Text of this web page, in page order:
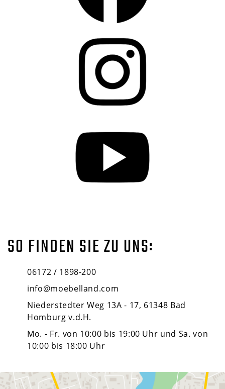
SO FINDEN SIE ZU UNS:
06172 / 1898-200
info@moebelland.com
Niederstedter Weg 13A - 17, 61348 Bad
Homburg v.d.H.
Mo. - Fr. von 10:00 bis 19:00 Uhr und Sa. von
10:00 bis 18:00 Uhr